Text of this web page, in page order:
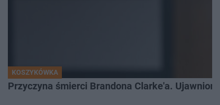
KOSZYKÓWKA
Przyczyna śmierci Brandona Clarke'a.